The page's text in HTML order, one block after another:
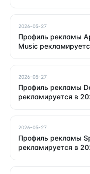
2026-05-27
Профиль рекламы
Music
2026-05-27
Профиль рекламы
рекламируется в
2026-05-27
Профиль рекламы
рекламируется в